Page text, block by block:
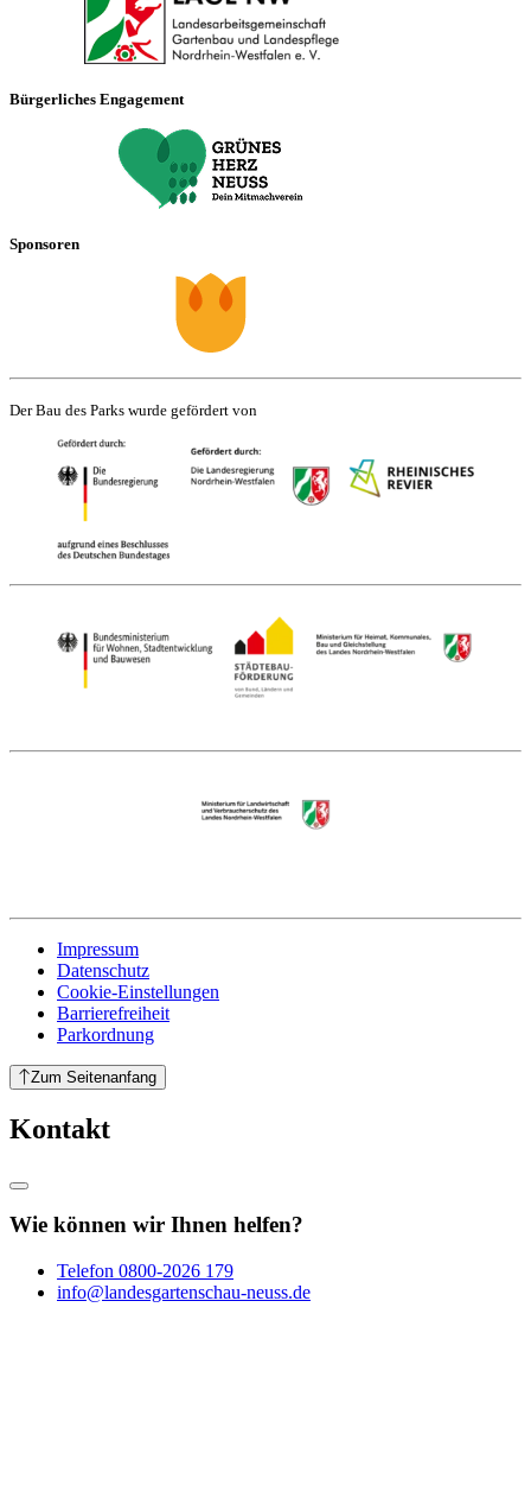
Bürgerliches Engagement
Sponsoren
Der Bau des Parks wurde gefördert von
Impressum
Datenschutz
Cookie-Einstellungen
Barrierefreiheit
Parkordnung
Zum Seitenanfang
Kontakt
Wie können wir Ihnen helfen?
Telefon 0800-2026 179
info@landesgartenschau-neuss.de